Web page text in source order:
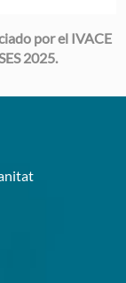
por el IVACE
2025.